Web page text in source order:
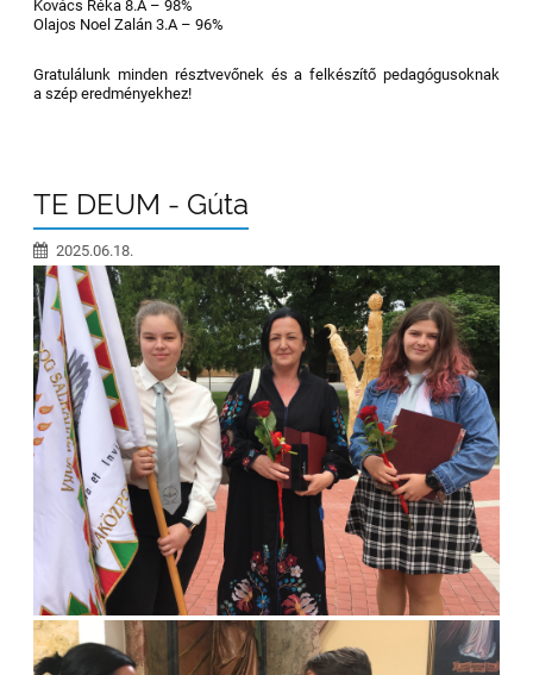
Kovács Réka 8.A – 98%
Olajos Noel Zalán 3.A – 96%
Gratulálunk minden résztvevőnek és a felkészítő pedagógusoknak
a szép eredményekhez!
TE DEUM - Gúta
2025.06.18.